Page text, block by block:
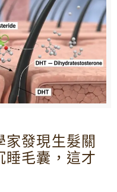
家發現生髮關
睡毛囊，這才